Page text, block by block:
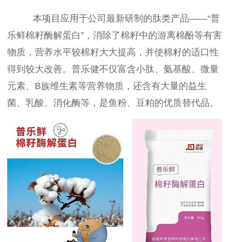
本项目应用于公司最新研制的肽类产品——“普
乐鲜棉籽酶解蛋白”，消除了棉籽中的游离棉酚等有害
物质，营养水平较棉籽大大提高，并使棉籽的适口性
得到较大改善。普乐健不仅富含小肽、氨基酸、微量
元素、B族维生素等营养物质，还含有大量的益生
菌、乳酸、消化酶等，是鱼粉、豆粕的优质替代品。